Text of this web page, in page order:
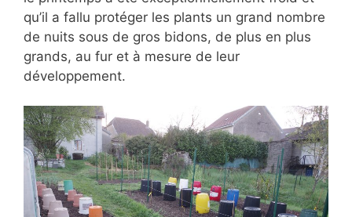
qu’il a fallu protéger les plants un grand nombre
de nuits sous de gros bidons, de plus en plus
grands, au fur et à mesure de leur
développement.